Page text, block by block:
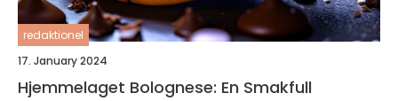
redaktionel
17. January 2024
Hjemmelaget Bolognese: En Smakfull